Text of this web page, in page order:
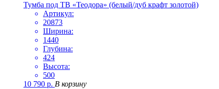
Тумба под ТВ «Теодора» (белый/дуб крафт золотой)
Артикул:
20873
Ширина:
1440
Глубина:
424
Высота:
500
10 790 р. В корзину